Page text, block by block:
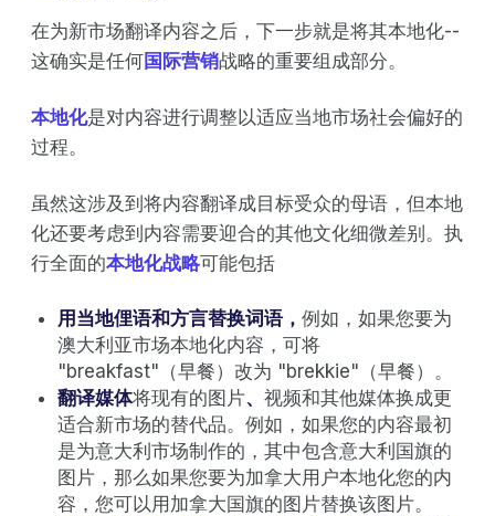
在为新市场翻译内容之后，下一步就是将其本地化--
这确实是任何国际营销战略的重要组成部分。
本地化是对内容进行调整以适应当地市场社会偏好的
过程。
虽然这涉及到将内容翻译成目标受众的母语，但本地
化还要考虑到内容需要迎合的其他文化细微差别。执
行全面的本地化战略可能包括
用当地俚语和方言替换词语， 例如，如果您要为
澳大利亚市场本地化内容，可将
"breakfast"（早餐）改为 "brekkie"（早餐）。
翻译媒体将现有的图片、 视频和其他媒体换成更
适合新市场的替代品。例如，如果您的内容最初
是为意大利市场制作的，其中包含意大利国旗的
图片，那么如果您要为加拿大用户本地化您的内
容，您可以用加拿大国旗的图片替换该图片。